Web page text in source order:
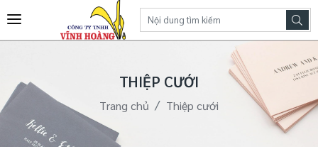
THIỆP CƯỚI
Trang chủ Thiệp cưới